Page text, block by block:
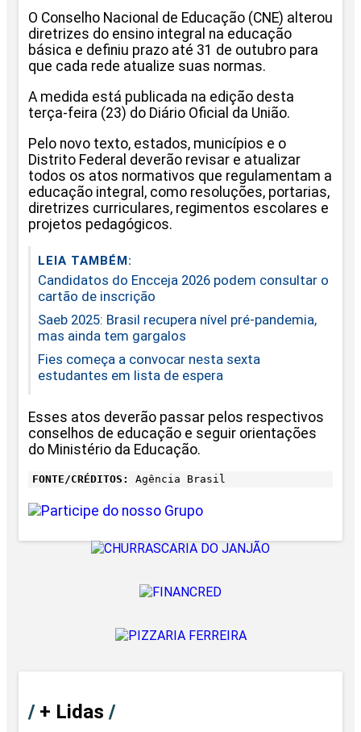
O Conselho Nacional de Educação (CNE) alterou
diretrizes do ensino integral na educação
básica e definiu prazo até 31 de outubro para
que cada rede atualize suas normas.
A medida está publicada na edição desta
terça-feira (23) do Diário Oficial da União.
Pelo novo texto, estados, municípios e o
Distrito Federal deverão revisar e atualizar
todos os atos normativos que regulamentam a
educação integral, como resoluções, portarias,
diretrizes curriculares, regimentos escolares e
projetos pedagógicos.
LEIA TAMBÉM:
Candidatos do Encceja 2026 podem consultar o
cartão de inscrição
Saeb 2025: Brasil recupera nível pré-pandemia,
mas ainda tem gargalos
Fies começa a convocar nesta sexta
estudantes em lista de espera
Esses atos deverão passar pelos respectivos
conselhos de educação e seguir orientações
do Ministério da Educação.
FONTE/CRÉDITOS: Agência Brasil
/+ Lidas /